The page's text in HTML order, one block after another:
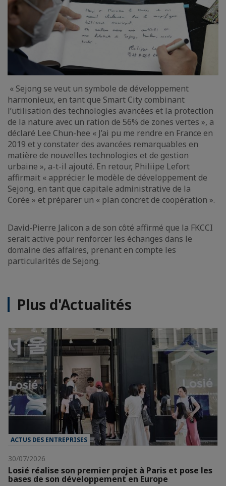
« Sejong se veut un symbole de développement
harmonieux, en tant que Smart City combinant
l’utilisation des technologies avancées et la protection
de la nature avec un ration de 56% de zones vertes », a
déclaré Lee Chun-hee « J’ai pu me rendre en France en
2019 et y constater des avancées remarquables en
matière de nouvelles technologies et de gestion
urbaine », a-t-il ajouté. En retour, Philiipe Lefort
affirmait « apprécier le modèle de développement de
Sejong, en tant que capitale administrative de la
Corée » et préparer un « plan concret de coopération ».
David-Pierre Jalicon a de son côté affirmé que la FKCCI
serait active pour renforcer les échanges dans le
domaine des affaires, prenant en compte les
particularités de Sejong.
Plus d'Actualités
ACTUS DES ENTREPRISES
30/07/2026
Losié réalise son premier projet à Paris et pose les
bases de son développement en Europe